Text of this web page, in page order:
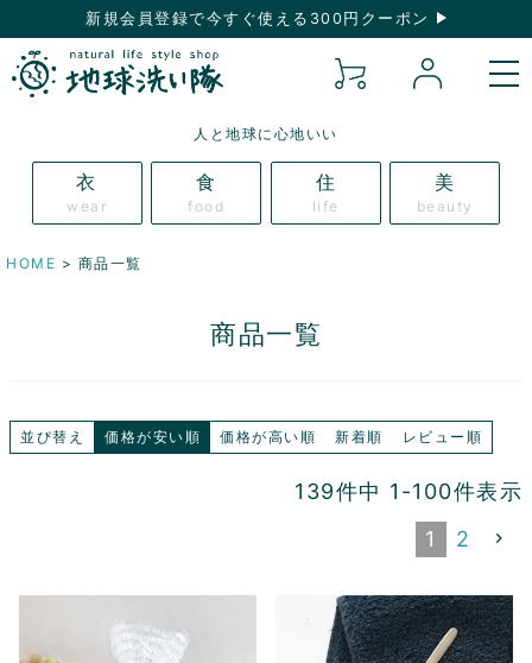
新規会員登録で今すぐ使える300円クーポン
人と地球に心地いい
衣
wear
食
food
住
life
美
beauty
HOME 商品一覧
商品一覧
並び替え 価格が安い順 価格が高い順 新着順 レビュー順
139件中 1 -100件表示
1
2